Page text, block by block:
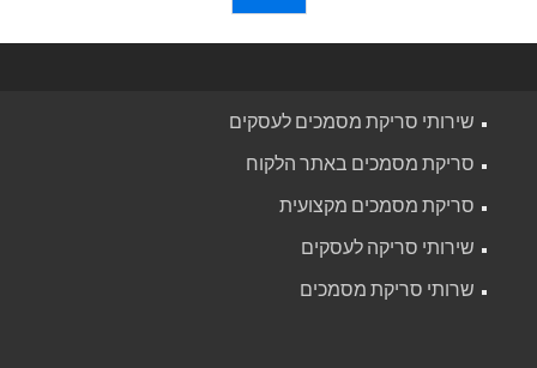
שירותי סריקת מסמכים לעסקים
סריקת מסמכים באתר הלקוח
סריקת מסמכים מקצועית
שירותי סריקה לעסקים
שרותי סריקת מסמכים